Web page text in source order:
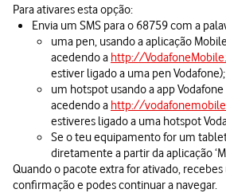
Para ativares esta opção:
Envia um SMS para o 68759 com a
uma pen, usando a aplicação
acedendo a http://
estiver ligado a uma pen Vodafone);
um hotspot usando a app
acedendo a http://
estiveres ligado a uma hotspot
Se o teu equipamento for um
diretamente a partir da aplicação
Quando o pacote extra for ativado, recebes
confirmação e podes continuar a navegar.